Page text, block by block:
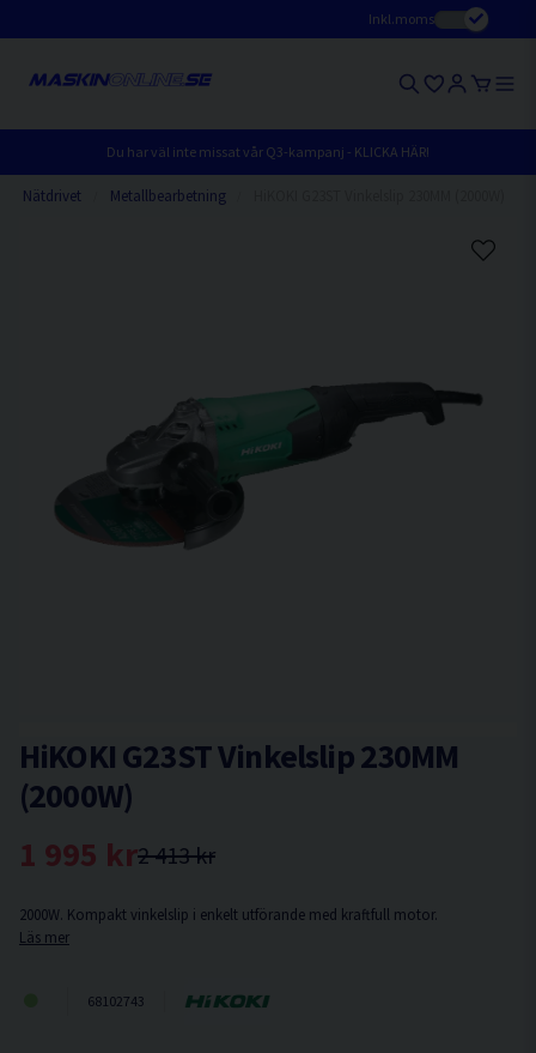
Inkl.moms
Du har väl inte missat vår Q3-kampanj - KLICKA HÄR!
Nätdrivet Metallbearbetning
HiKOKI G23ST Vinkelslip 230MM
(2000W)
2 413 kr
1 995 kr
2000W. Kompakt vinkelslip i enkelt utförande med kraftfull motor.
Läs mer
68102743